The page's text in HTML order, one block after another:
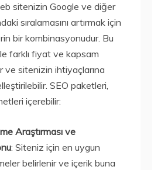
sitenizin Google ve diğer
sıralamasını artırmak için
bir kombinasyonudur. Bu
farklı fiyat ve kapsam
ve sitenizin ihtiyaçlarına
SEO paketleri,
içerebilir:
Araştırması ve
: Siteniz için en uygun
belirlenir ve içerik buna